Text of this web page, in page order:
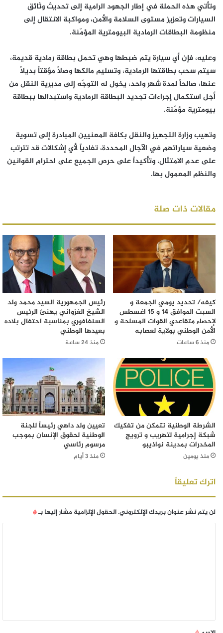
وتأتي هذه الحملة في إطار الجهود الرامية إلى تحديث وثائق
السيارات وتعزيز مستوى السلامة والأمن، ومواكبة الانتقال إلى
منظومة البطاقات الرمادية البيومترية المؤمّنة.
وعليه، فإن أي سيارة يتم ضبطها وهي تحمل بطاقة رمادية قديمة،
سيتم سحب بطاقتها الرمادية، وتسليم مالكها وصلاً مؤقتاً بديلاً
عنها، صالحاً لمدة شهر واحد، يخول له التوجّه إلى مديرية النقل من
أجل استكمال إجراءات تجديد البطاقة الرمادية واستبدالها ببطاقة
بيومترية مؤمّنة.
وتهيب وزارة التجهيز والنقل بكافة المعنيين المبادرة إلى تسوية
وضعية سياراتهم في الآجال المحددة، تفادياً لأي إشكالات قد تترتب
على عدم الامتثال، وتأكيداً على حرص الجميع على احترام القوانين
والنظم المعمول بها.
مقالات ذات صلة
كيفه/ تحديد يومي الجمعة و
السبت الموافق 14 و 15 اغسطس
لإحصاء متقاعدي القوات المسلحة و
الأمن الوطني بولاية لعصابه
منذ 6 ساعات
رئيس الجمهورية السيد محمد ولد
الشيخ الغزواني يهنئ الرئيس
السنغافوري بمناسبة احتفال بلاده
بعيدها الوطني
منذ 24 ساعة
الشرطة الوطنية تتمكن من تفكيك
شبكة إجرامية لتهريب و ترويج
المخدرات بمدينة نواذيبو
منذ يومين
تعيين ولد داهي رئيساً للجنة
الوطنية لحقوق الإنسان بموجب
مرسوم رئاسي
منذ 3 أيام
اترك تعليقاً
لن يتم نشر عنوان بريدك الإلكتروني.الحقول الإلزامية مشار إليها بـ*